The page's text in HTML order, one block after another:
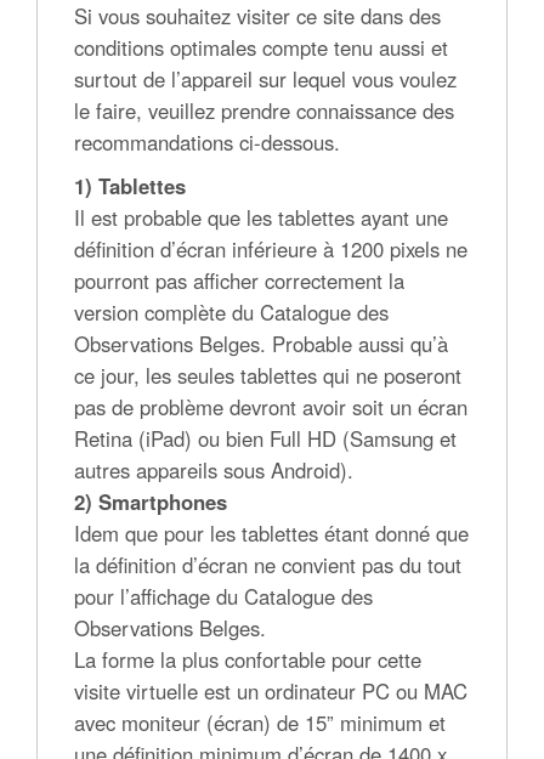
Si vous souhaitez visiter ce site dans des
conditions optimales compte tenu aussi et
surtout de l’appareil sur lequel vous voulez
le faire, veuillez prendre connaissance des
recommandations ci-dessous.
1) Tablettes
Il est probable que les tablettes ayant une
définition d’écran inférieure à 1200 pixels ne
pourront pas afficher correctement la
version complète du Catalogue des
Observations Belges. Probable aussi qu’à
ce jour, les seules tablettes qui ne poseront
pas de problème devront avoir soit un écran
Retina (iPad) ou bien Full HD (Samsung et
autres appareils sous Android).
2) Smartphones
Idem que pour les tablettes étant donné que
la définition d’écran ne convient pas du tout
pour l’affichage du Catalogue des
Observations Belges.
La forme la plus confortable pour cette
visite virtuelle est un ordinateur PC ou MAC
avec moniteur (écran) de 15” minimum et